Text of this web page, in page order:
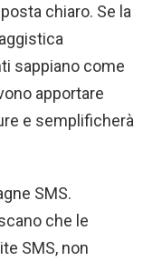
chiaro. Se la
sappiano come
apportare
e semplificherà
SMS.
che le
SMS, non